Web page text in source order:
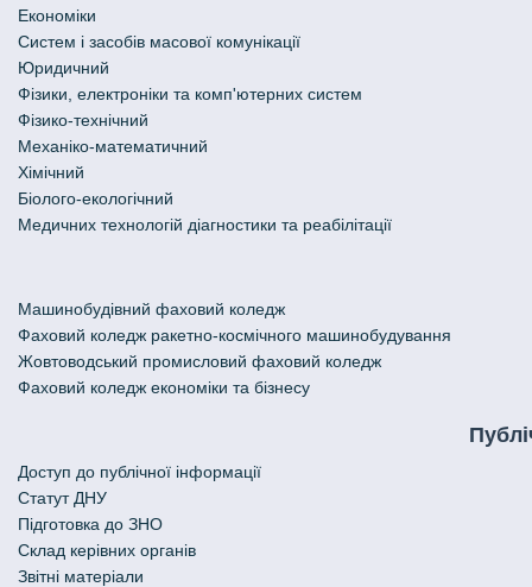
Економіки
Систем і засобів масової комунікації
Юридичний
Фізики, електроніки та комп'ютерних систем
Фізико-технічний
Механіко-математичний
Хімічний
Біолого-екологічний
Медичних технологій діагностики та реабілітації
Машинобудівний фаховий коледж
Фаховий коледж ракетно-космічного машинобудування
Жовтоводський промисловий фаховий коледж
Фаховий коледж економіки та бізнесу
Доступ до публічної інформації
Статут ДНУ
Підготовка до ЗНО
Склад керівних органів
Звітні матеріали